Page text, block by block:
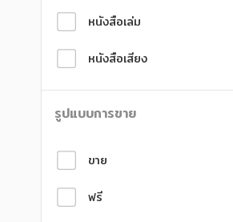
ศิลปะ บันเทิง กีฬา ท่องเที่ยว
การเงิน การลงทุน บริหาร
นิตยสาร หนังสือพิมพ์
ศิลปะ บันเทิง กีฬา ท่องเที่ยว
การเงิน การลงทุน บริหาร
นิตยสาร หนังสือพิมพ์
หนังสือเล่ม
หนังสือเสียง
รูปแบบการขาย
ขาย
ฟรี